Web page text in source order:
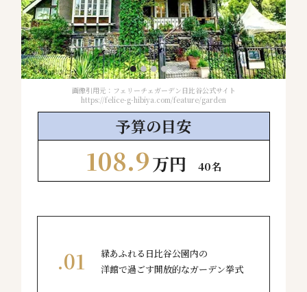
画像引用元：フェリーチェガーデン日比谷公式サイト
https://felice-g-hibiya.com/feature/garden
予算の目安
108.9万円 40名
緑あふれる日比谷公園内の
洋館で過ごす開放的なガーデン挙式